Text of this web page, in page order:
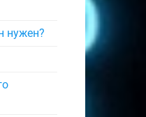
нужен?